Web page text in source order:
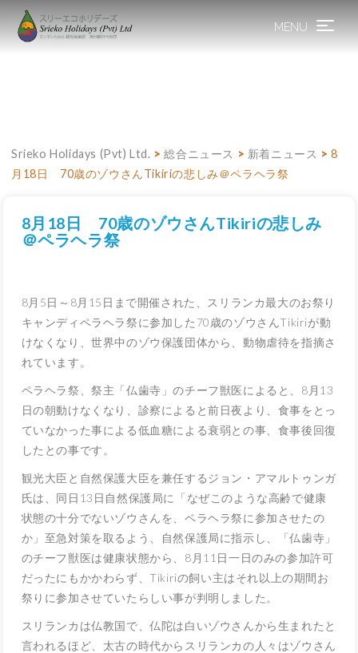
MENU Toggle
Srieko Holidays (Pvt) Ltd. >総合ニュース > 新着ニュース >8
月18日 70歳のゾウさんTikiriの悲しみ＠ペラヘラ祭
8月18日 70歳のゾウさんTikiriの悲しみ
＠ペラヘラ祭
8月5日～8月15日まで開催された、スリランカ最大のお祭り
キャンディペラヘラ祭に参加した70歳のゾウさんTikiriが動
けなくなり、世界中のゾウ保護団体から、動物虐待を指摘さ
れています。
ペラヘラ祭、祭主「仏歯寺」のチーフ獣医によると、8月13
日の朝動けなくなり、診察によると前日夜より、食事をとっ
ていなかった事による低血糖による衰弱との事、食事後回復
したとの事です。
観光大臣と自然保護大臣を兼任するジョン・アマルトゥンガ
氏は、同日13日自然保護局に「なぜこのような高齢で健康
状態の十分でないゾウさんを、ペラヘラ祭に参加させたの
か」至急対策を取るよう、自然保護局に指示し、「仏歯寺」
のチーフ獣医は健康状態から、8月11日一日のみの参加許可
だったにもかかわらず、Tikiriの飼い主はそれ以上の期間お
祭りに参加させていたらしい事が判明しました。
スリランカは仏教国で、仏陀は白いゾウさんから生まれたと
言われるほど、太古の時代からスリランカの人々はゾウさん